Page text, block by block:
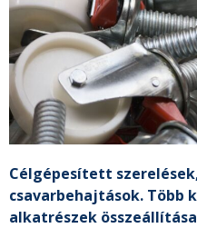
Célgépesített
csavarbehajtások. Több
alkatrészek